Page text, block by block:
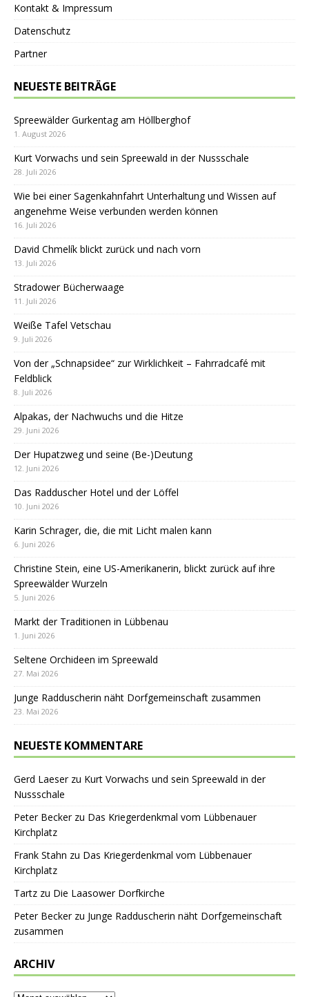
Kontakt & Impressum
Datenschutz
Partner
NEUESTE BEITRÄGE
Spreewälder Gurkentag am Höllberghof
1. August 2026
Kurt Vorwachs und sein Spreewald in der Nussschale
28. Juli 2026
Wie bei einer Sagenkahnfahrt Unterhaltung und Wissen auf
angenehme Weise verbunden werden können
16. Juli 2026
David Chmelík blickt zurück und nach vorn
13. Juli 2026
Stradower Bücherwaage
11. Juli 2026
Weiße Tafel Vetschau
9. Juli 2026
Von der „Schnapsidee“ zur Wirklichkeit – Fahrradcafé mit
Feldblick
8. Juli 2026
Alpakas, der Nachwuchs und die Hitze
29. Juni 2026
Der Hupatzweg und seine (Be-)Deutung
12. Juni 2026
Das Radduscher Hotel und der Löffel
10. Juni 2026
Karin Schrager, die, die mit Licht malen kann
6. Juni 2026
Christine Stein, eine US-Amerikanerin, blickt zurück auf ihre
Spreewälder Wurzeln
5. Juni 2026
Markt der Traditionen in Lübbenau
1. Juni 2026
Seltene Orchideen im Spreewald
27. Mai 2026
Junge Radduscherin näht Dorfgemeinschaft zusammen
23. Mai 2026
NEUESTE KOMMENTARE
Gerd Laeserzu Kurt Vorwachs und sein Spreewald in der
Nussschale
Peter Beckerzu Das Kriegerdenkmal vom Lübbenauer
Kirchplatz
Frank Stahn zu Das Kriegerdenkmal vom Lübbenauer
Kirchplatz
Tartz zu Die Laasower Dorfkirche
Peter Beckerzu Junge Radduscherin näht Dorfgemeinschaft
zusammen
ARCHIV